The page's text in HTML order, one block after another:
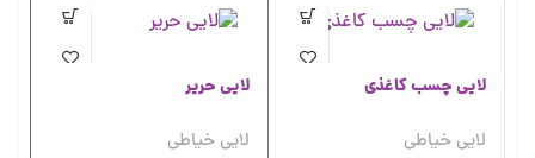
لایی چسب کاغذی
لایی خیاطی
لایی حریر
لایی خیاطی